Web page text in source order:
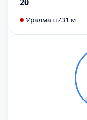
20
Уралмаш731 м